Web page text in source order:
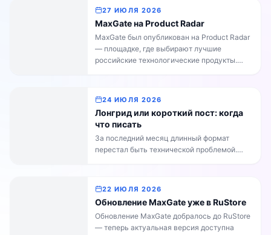
баланса от 500 рублей до конца недели.
бонус начисляется автоматически на
каждый платёж. Бонусные средства
зачисляются сразу после оплаты и
расходуются так же, […]
27 ИЮЛЯ 2026
MaxGate на Product Radar
MaxGate был опубликован на Product Radar
— площадке, где выбирают лучшие
российские технологические продукты.
между Telegram и MAX, поддержите нас
поможет сервису стать заметнее. Чтобы
проголосовать, откройте страницу MaxGate
на Product Radar и нажмите кнопку
«Поддержать»:https://productradar.ru/product/
24 ИЮЛЯ 2026
Лонгрид или короткий пост: когда
что писать
За последний месяц длинный формат
перестал быть технической проблемой.
публикации в MAX без потери оформления,
длинные посты из MAX в статью, когда они
не влезают в лимиты Telegram. Теперь в
MaxGate есть и собственный редактор:
22 ИЮЛЯ 2026
Обновление MaxGate уже в RuStore
Обновление MaxGate добралось до RuStore
— теперь актуальная версия доступна